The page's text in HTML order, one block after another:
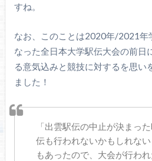
すね。
なお、このことは2020年/2021年
なった全日本大学駅伝大会の前日
る意気込みと競技に対するを思い
ました！
「出雲駅伝の中止が決まっ
伝も行われないかもしれな
もあったので、大会が行わ